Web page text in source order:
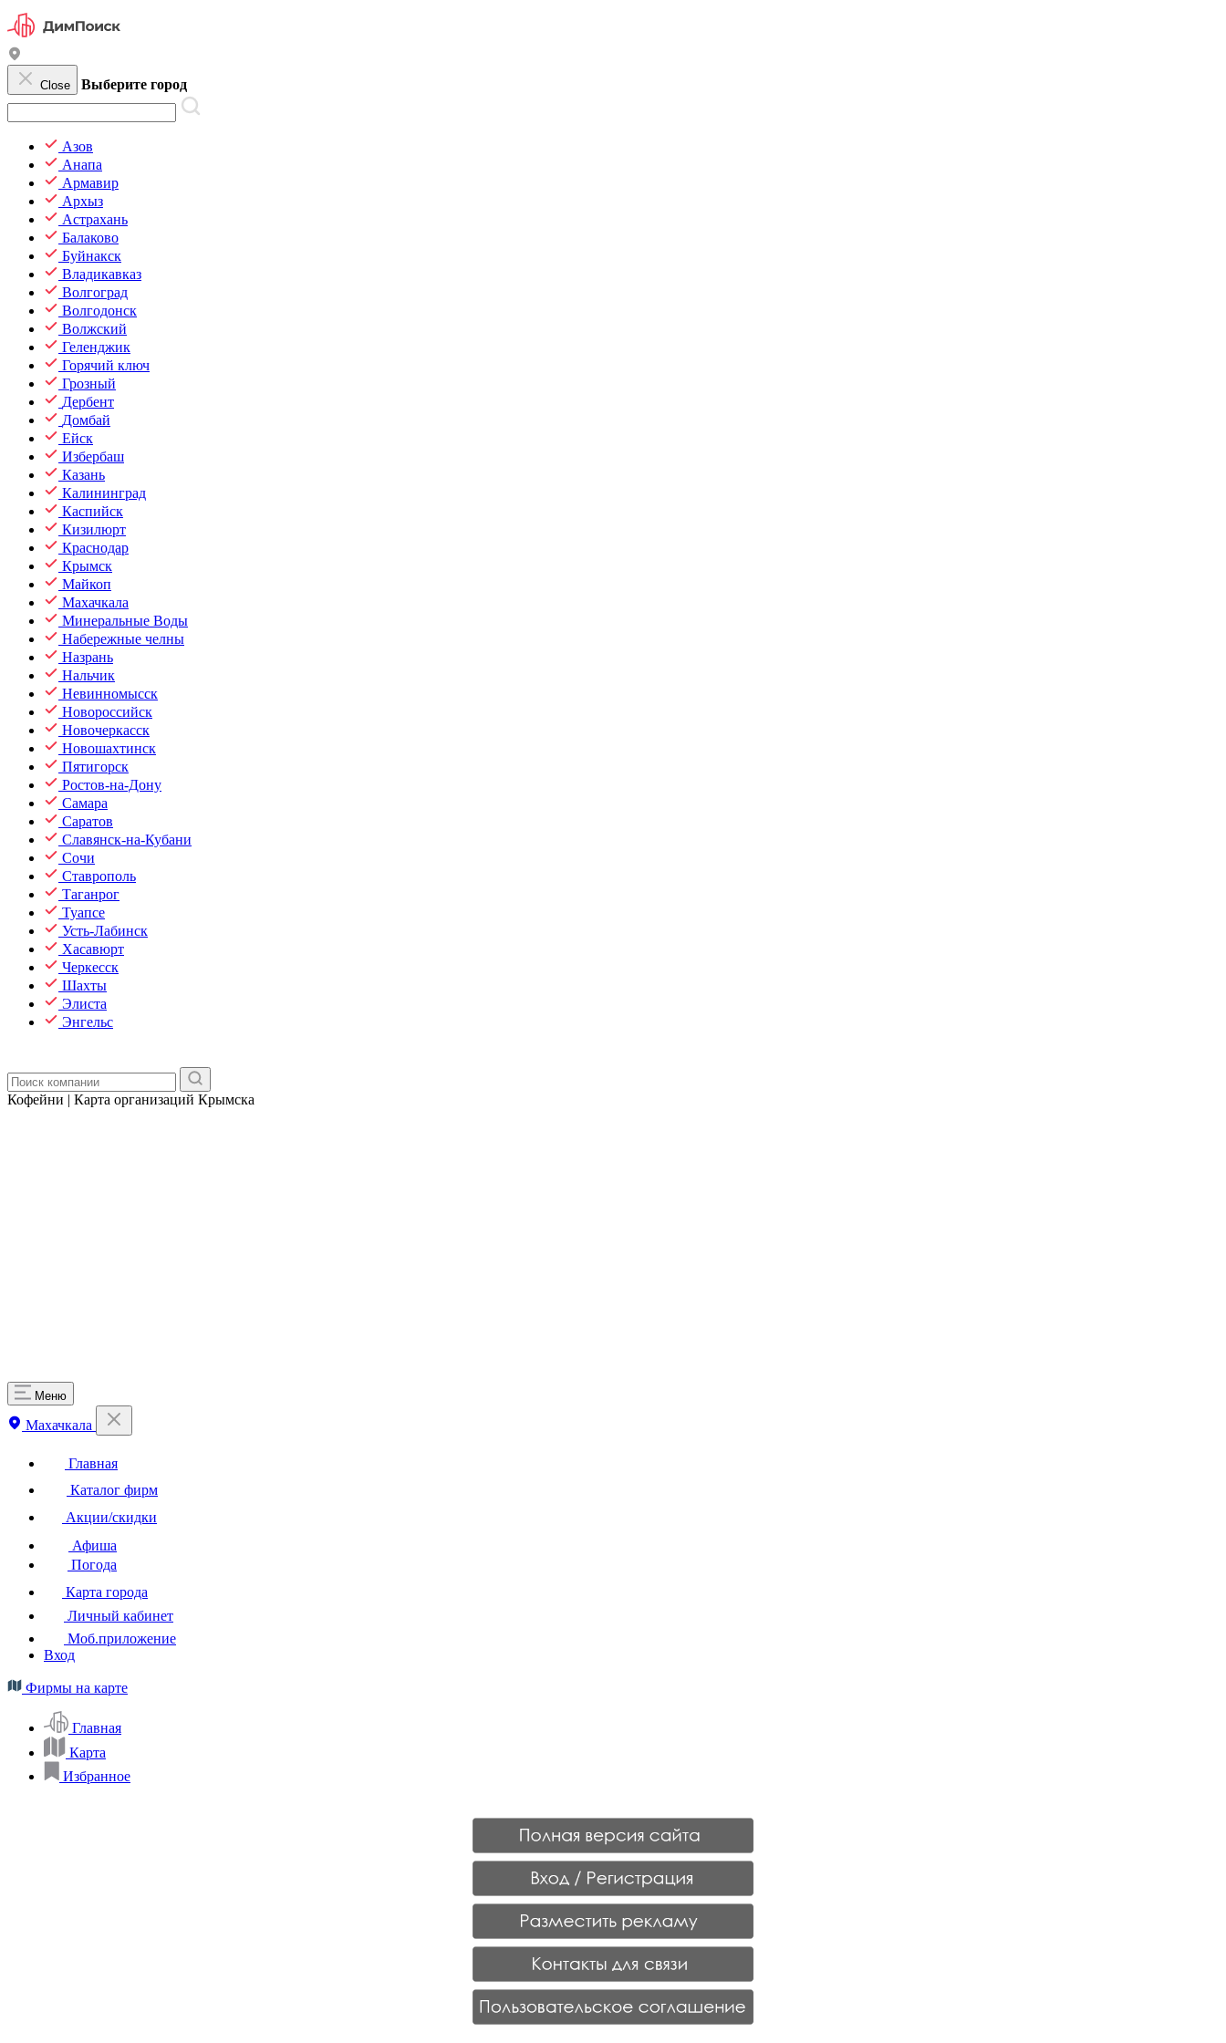
Close Выберите город
Азов
Анапа
Армавир
Архыз
Астрахань
Балаково
Буйнакск
Владикавказ
Волгоград
Волгодонск
Волжский
Геленджик
Горячий ключ
Грозный
Дербент
Домбай
Ейск
Избербаш
Казань
Калининград
Каспийск
Кизилюрт
Краснодар
Крымск
Майкоп
Махачкала
Минеральные Воды
Набережные челны
Назрань
Нальчик
Невинномысск
Новороссийск
Новочеркасск
Новошахтинск
Пятигорск
Ростов-на-Дону
Самара
Саратов
Славянск-на-Кубани
Сочи
Ставрополь
Таганрог
Туапсе
Усть-Лабинск
Хасавюрт
Черкесск
Шахты
Элиста
Энгельс
Кофейни | Карта организаций Крымска
Меню
Махачкала
Главная
Каталог фирм
Акции/скидки
Афиша
Погода
Карта города
Личный кабинет
Моб.приложение
Вход
Фирмы на карте
Главная
Карта
Избранное